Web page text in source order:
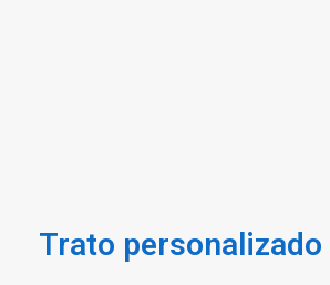
Trato personalizado